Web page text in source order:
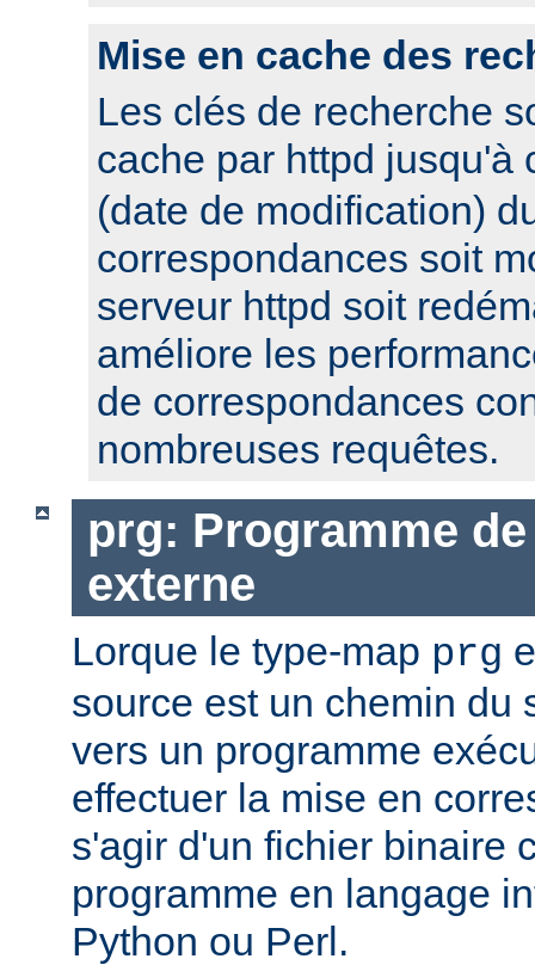
Mise en cache des
Les clés de recherche
cache par httpd jusqu'à
(date de modification)
correspondances soit
serveur httpd soit
améliore les
de correspondances
nombreuses requêtes.
prg: Programme
externe
Lorque le type-map prg
source est un chemin du
vers un programme
effectuer la mise en
s'agir d'un fichier binaire
programme en langage
Python ou Perl.